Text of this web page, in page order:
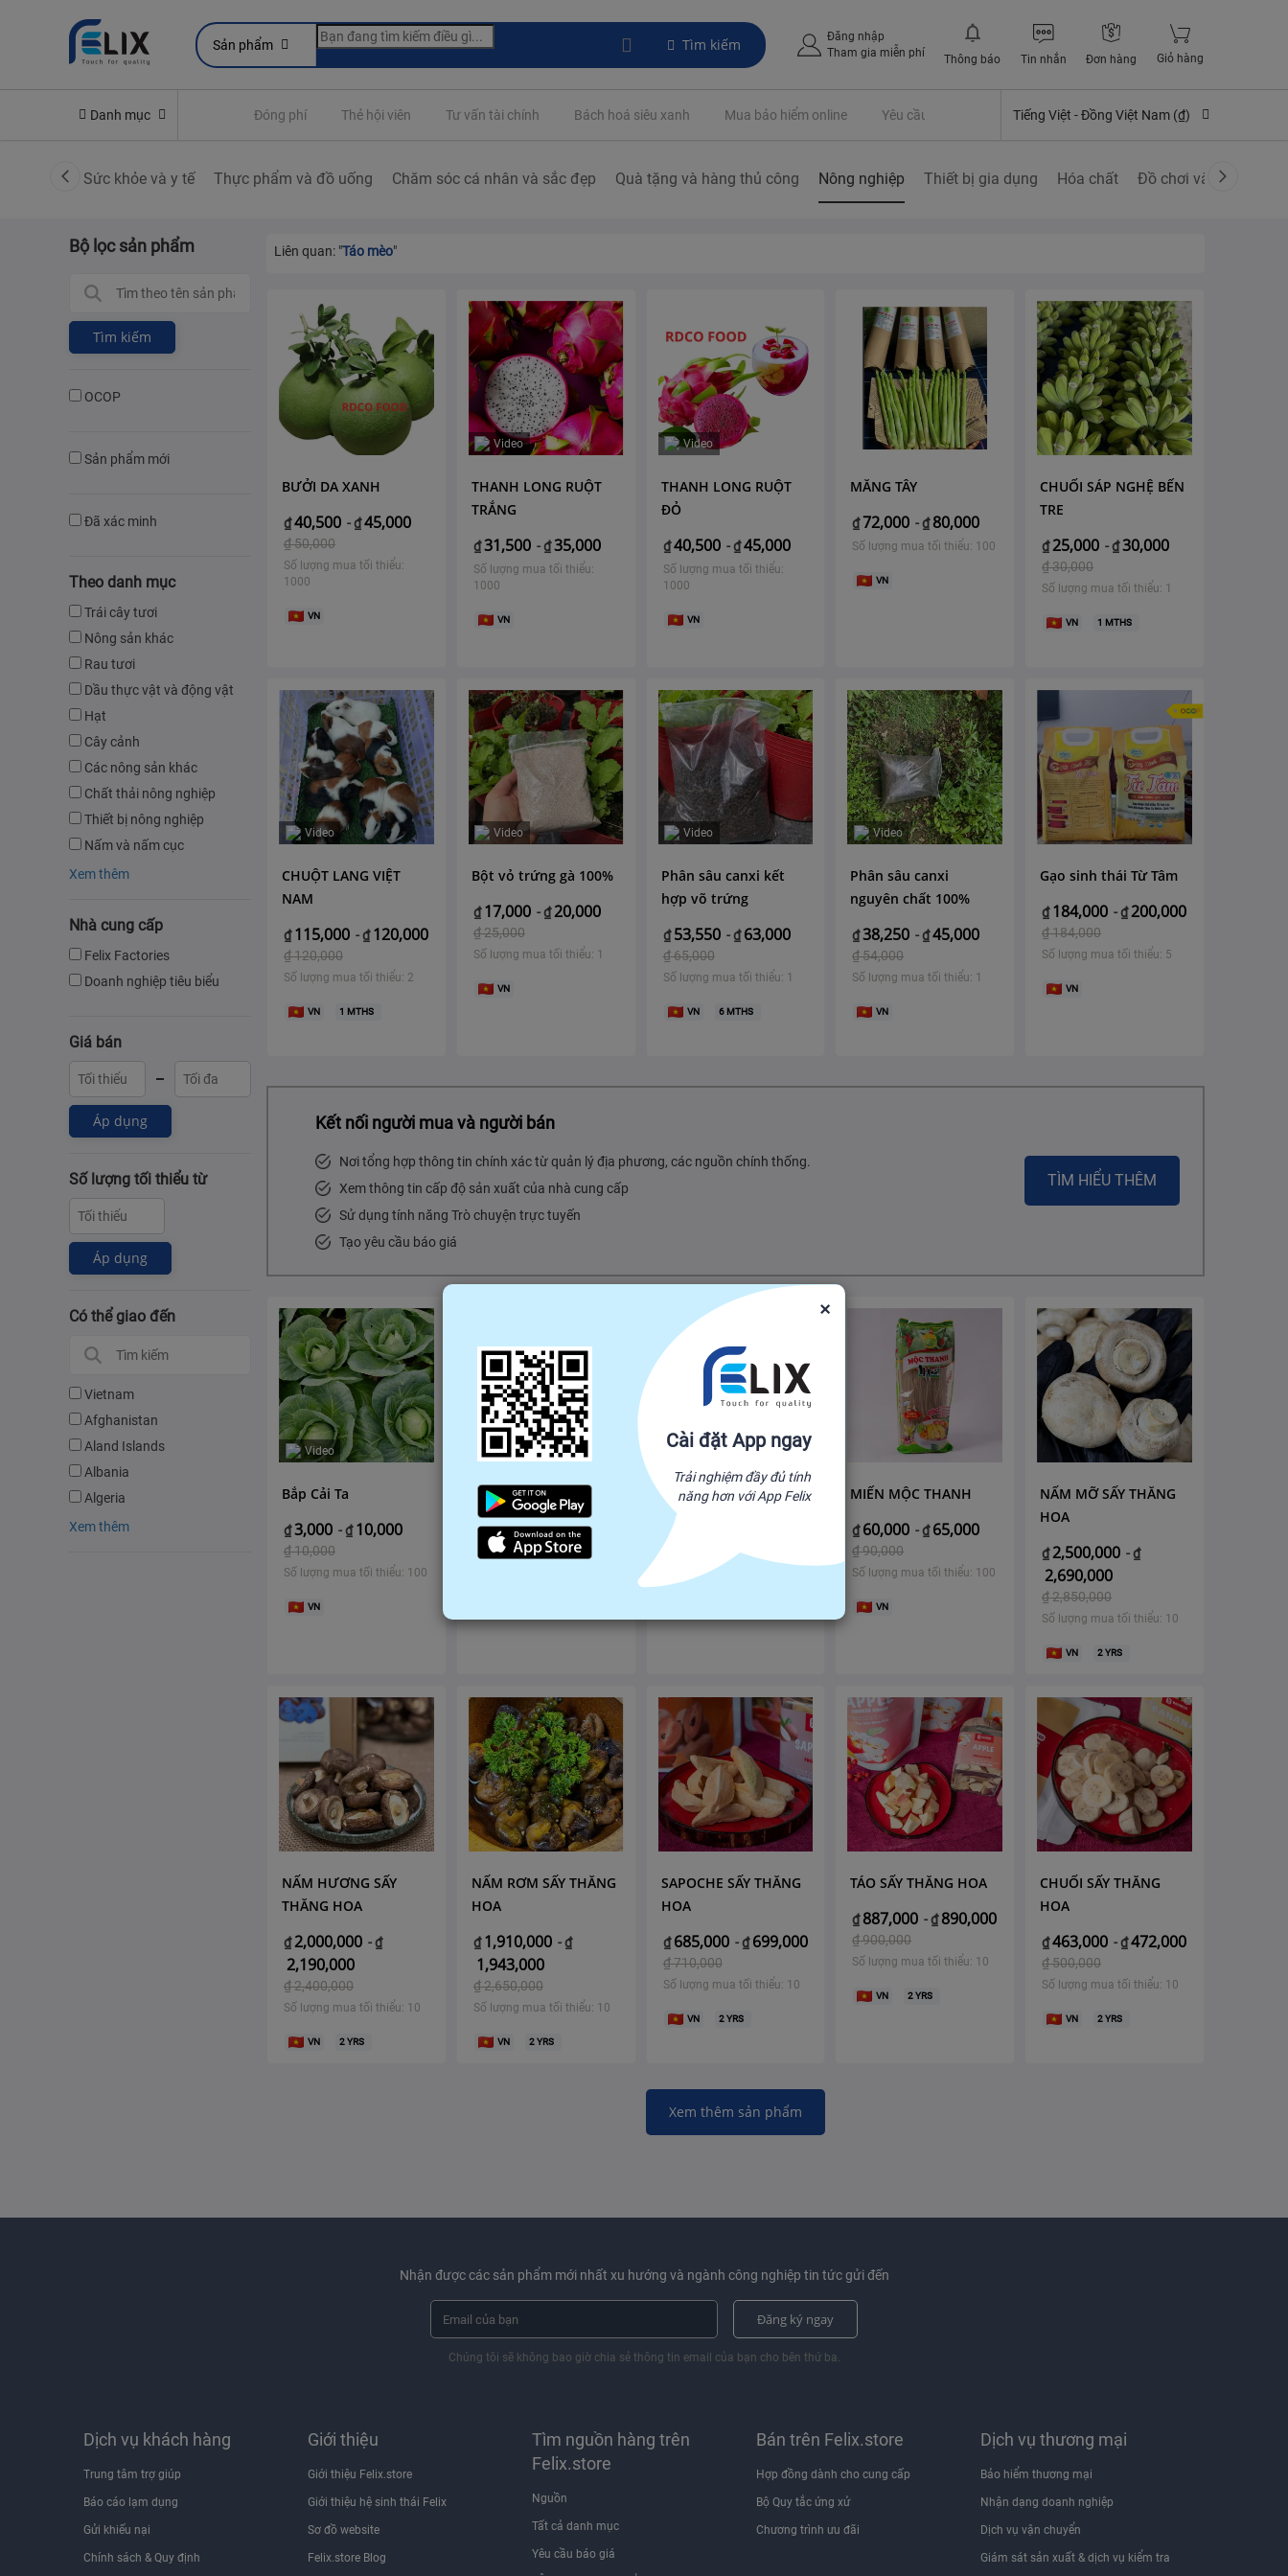
Sản phẩm Tìm kiếm
Đăng nhập
Tham gia miễn phí
Thông báo Tin nhắn Đơn hàng Giỏ hàng
Danh mục
Yêu cầu quyền lợi bảo hiểm Đóng phí Thẻ hội viên Tư vấn tài chính Bách hoá siêu xanh Mua bảo hiểm online Yêu cầu quyền lợi bảo hiểmTiếng Việt -Đồng Việt Nam (₫)
Sức khỏe và y tế Thực phẩm và đồ uống Chăm sóc cá nhân và sắc đẹp Quà tặng và hàng thủ công Nông nghiệp Thiết bị gia dụng Hóa chất Đồ chơi và các sở
Bộ lọc sản phẩm
Tìm kiếm
OCOP
Sản phẩm mới
Đã xác minh
Theo danh mục
Trái cây tươi
Nông sản khác
Rau tươi
Dầu thực vật và động vật
Hạt
Cây cảnh
Các nông sản khác
Chất thải nông nghiệp
Thiết bị nông nghiệp
Nấm và nấm cục
Xem thêm
Nhà cung cấp
Felix Factories
Doanh nghiệp tiêu biểu
Giá bán
Áp dụng
Số lượng tối thiểu từ
Áp dụng
Có thể giao đến
Vietnam
Afghanistan
Aland Islands
Albania
Algeria
Xem thêm
Liên quan: "Táo mèo"
BƯỞI DA XANH
₫40,500 -₫45,000
₫50,000
Số lượng mua tối thiểu:
1000
VN
Video
THANH LONG RUỘT
TRẮNG
₫ 31,500 -₫ 35,000
Số lượng mua tối thiểu:
1000
VN
Video
THANH LONG RUỘT
ĐỎ
₫ 40,500 -₫ 45,000
Số lượng mua tối thiểu:
1000
VN
MĂNG TÂY
₫72,000 -₫ 80,000
Số lượng mua tối thiểu: 100
VN
CHUỐI SÁP NGHỆ BẾN
TRE
₫25,000 -₫30,000
₫30,000
Số lượng mua tối thiểu: 1
VN 1 MTHS
Video
CHUỘT LANG VIỆT
NAM
₫ 115,000 -₫ 120,000
₫120,000
Số lượng mua tối thiểu: 2
VN 1 MTHS
Video
Bột vỏ trứng gà 100%
₫ 17,000 -₫ 20,000
₫25,000
Số lượng mua tối thiểu: 1
VN
Video
Phân sâu canxi kết
hợp võ trứng
₫ 53,550 -₫ 63,000
₫65,000
Số lượng mua tối thiểu: 1
VN 6 MTHS
Video
Phân sâu canxi
nguyên chất 100%
₫38,250 -₫45,000
₫54,000
Số lượng mua tối thiểu: 1
VN
Gạo sinh thái Từ Tâm
₫ 184,000 -₫200,000
₫184,000
Số lượng mua tối thiểu: 5
VN
Kết nối người mua và người bán
Nơi tổng hợp thông tin chính xác từ quản lý địa phương, các nguồn chính thống.
Xem thông tin cấp độ sản xuất của nhà cung cấp
Sử dụng tính năng Trò chuyện trực tuyến
Tạo yêu cầu báo giá
TÌM HIỂU THÊM
Video
Bắp Cải Ta
₫3,000 -₫ 10,000
₫10,000
Số lượng mua tối thiểu: 100
VN
Long Vải Tách Hạt
₫37,500-₫40,000
40,000
MỲ SẠCH ÔN LƯƠNG
₫31,000
₫
Số lượng mua tối thiểu: 100
MIẾN MỘC THANH
₫ 60,000 -₫ 65,000
₫90,000
Số lượng mua tối thiểu: 100
VN
NẤM MỠ SẤY THĂNG
HOA
₫2,500,000 -₫
2,690,000
₫2,850,000
Số lượng mua tối thiểu: 10
VN 2YRS
NẤM HƯƠNG SẤY
THĂNG HOA
₫2,000,000 -₫
2,190,000
₫2,400,000
Số lượng mua tối thiểu: 10
VN 2YRS
NẤM RƠM SẤY THĂNG
HOA
₫ 1,910,000 -₫
1,943,000
₫2,650,000
Số lượng mua tối thiểu: 10
VN 2YRS
SAPOCHE SẤY THĂNG
HOA
₫ 685,000 -₫ 699,000
₫710,000
Số lượng mua tối thiểu: 10
VN 2YRS
TÁO SẤY THĂNG HOA
₫ 887,000 -₫ 890,000
₫900,000
Số lượng mua tối thiểu: 10
VN 2YRS
CHUỐI SẤY THĂNG
HOA
₫463,000 -₫472,000
₫500,000
Số lượng mua tối thiểu: 10
VN 2YRS
Xem thêm sản phẩm
Nhận được các sản phẩm mới nhất xu hướng và ngành công nghiệp tin tức gửi đến
Đăng ký ngay
Chúng tôi sẽ không bao giờ chia sẻ thông tin email của bạn cho bên thứ ba.
Dịch vụ khách hàng
Trung tâm trợ giúp
Báo cáo lạm dụng
Gửi khiếu nại
Chính sách & Quy định
Giới thiệu
Giới thiệu Felix.store
Giới thiệu hệ sinh thái Felix
Sơ đồ website
Felix.store Blog
Tìm nguồn hàng trên
Felix.store
Nguồn
Tất cả danh mục
Yêu cầu báo giá
Bán trên Felix.store
Hợp đồng dành cho cung cấp
Bộ Quy tắc ứng xử
Chương trình ưu đãi
Dịch vụ thương mại
Bảo hiểm thương mại
Nhận dạng doanh nghiệp
Dịch vụ vận chuyển
Giám sát sản xuất & dịch vụ kiểm tra
×
Cài đặt App ngay
Trải nghiệm đầy đủ tính
năng hơn với App Felix